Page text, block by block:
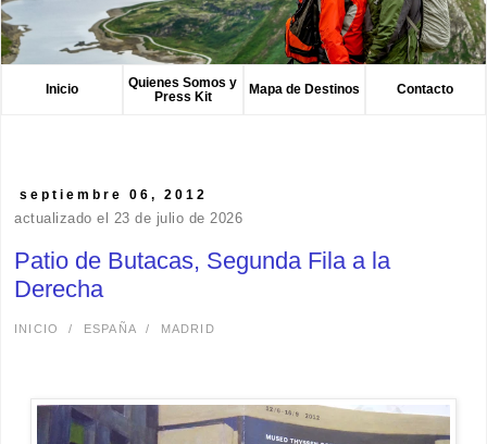
Inicio
Quienes Somos y
Press Kit
Mapa de Destinos Contacto
septiembre 06, 2012
actualizado el 23 de julio de 2026
Patio de Butacas, Segunda Fila a la
Derecha
INICIO / ESPAÑA / MADRID